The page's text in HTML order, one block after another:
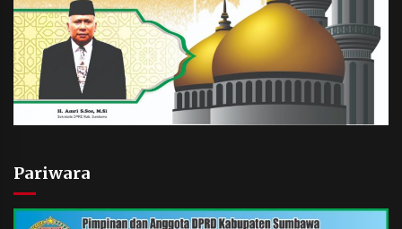
Pariwara